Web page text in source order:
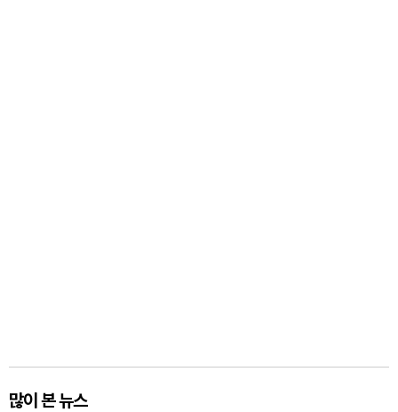
많이 본 뉴스